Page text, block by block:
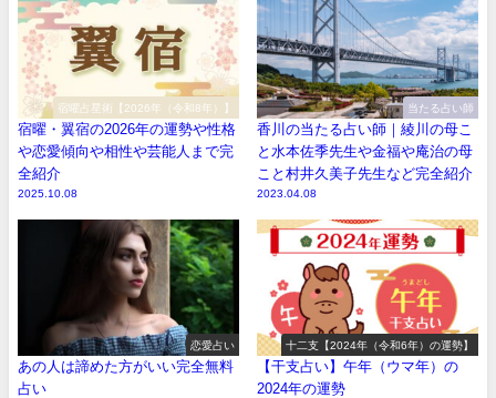
宿曜占星術【2026年（令和8年）】
宿曜・翼宿の2026年の運勢や性格
や恋愛傾向や相性や芸能人まで完
全紹介
2025.10.08
当たる占い師
香川の当たる占い師｜綾川の母こ
と水本佐季先生や金福や庵治の母
こと村井久美子先生など完全紹介
2023.04.08
恋愛占い
あの人は諦めた方がいい完全無料
占い
十二支【2024年（令和6年）の運勢】
【干支占い】午年（ウマ年）の
2024年の運勢